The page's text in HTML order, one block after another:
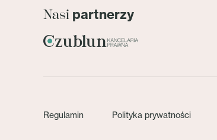
Nasi partnerzy
Regulamin Polityka prywatności